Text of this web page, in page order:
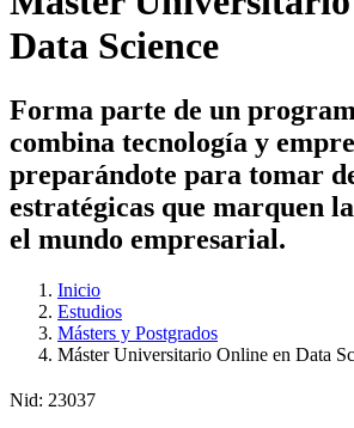
Data Science
Forma parte de un
combina tecnología y
preparándote para tomar
estratégicas que marquen
el mundo empresarial.
Inicio
Estudios
Másters y Postgrados
Máster Universitario Online en Data
Nid: 23037